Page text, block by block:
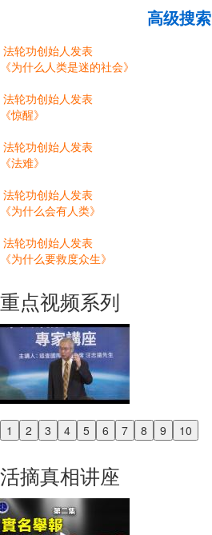
高级搜索
法轮功创始人发表
《为什么人类是迷的社会》
法轮功创始人发表
《惊醒》
法轮功创始人发表
《法难》
法轮功创始人发表
《为什么会有人类》
法轮功创始人发表
《为什么要救度众生》
重点视频系列
1 2 3 4 5 6 7 8 9 10
Previous
活摘真相讲座